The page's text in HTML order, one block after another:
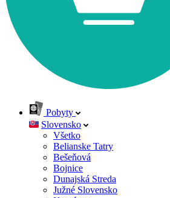
Pobyty
Slovensko
Všetko
Belianske Tatry
Bešeňová
Bojnice
Dunajská Streda
Južné Slovensko